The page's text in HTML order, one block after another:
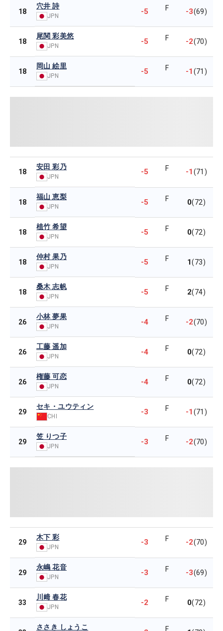
18
穴井 詩
JPN -5 F -3(69)
18
尾関 彩美悠
JPN -5 F -2(70)
18
岡山 絵里
JPN -5 F -1(71)
18
安田 彩乃
JPN
-5 F -1(71)
18
福山 恵梨
JPN -5 F 0(72)
18
植竹 希望
JPN -5 F 0(72)
18
仲村 果乃
JPN -5 F 1(73)
18
桑木 志帆
JPN -5 F 2(74)
26
小林 夢果
JPN -4 F -2(70)
26
工藤 遥加
JPN -4 F 0(72)
26
権藤 可恋
JPN -4 F 0(72)
29
セキ・ユウティン
CHI -3 F -1(71)
29
笠 りつ子
JPN -3 F -2(70)
29
木下 彩
JPN
-3 F -2(70)
29
永嶋 花音
JPN -3 F -3(69)
33
川﨑 春花
JPN -2 F 0(72)
ささき しょうこ F